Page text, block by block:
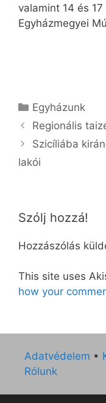
valamint 14 és
Egyházmegyei
Kategória
Egyházunk
Regionális
Szicíliába
lakói
Szólj hozzá!
Hozzászólás
This site uses
how your
Adatvédelem •
Rólunk